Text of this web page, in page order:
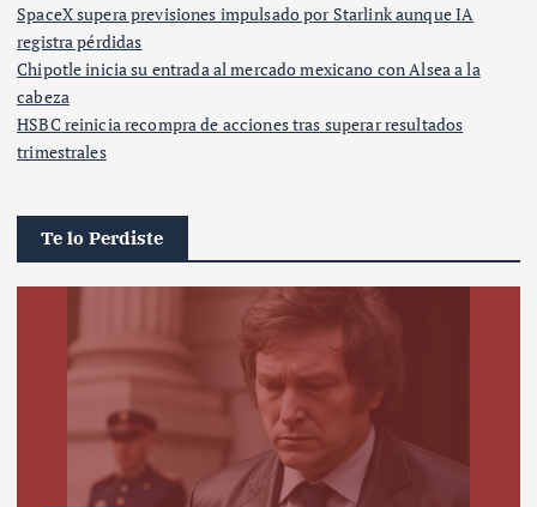
SpaceX supera previsiones impulsado por Starlink aunque IA
registra pérdidas
Chipotle inicia su entrada al mercado mexicano con Alsea a la
cabeza
HSBC reinicia recompra de acciones tras superar resultados
trimestrales
Te lo Perdiste